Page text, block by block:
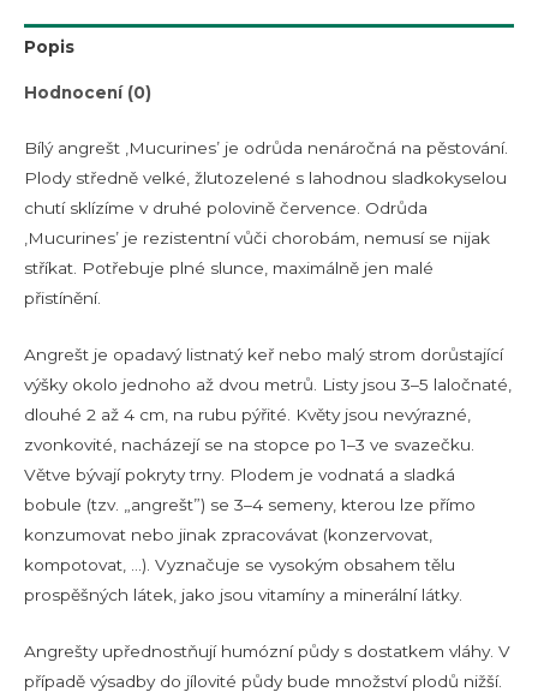
Popis
Hodnocení (0)
Bílý angrešt ‚Mucurines’ je odrůda nenáročná na pěstování.
Plody středně velké, žlutozelené s lahodnou sladkokyselou
chutí sklízíme v druhé polovině července. Odrůda
‚Mucurines’ je rezistentní vůči chorobám, nemusí se nijak
stříkat. Potřebuje plné slunce, maximálně jen malé
přistínění.
Angrešt je opadavý listnatý keř nebo malý strom dorůstající
výšky okolo jednoho až dvou metrů. Listy jsou 3–5 laločnaté,
dlouhé 2 až 4 cm, na rubu pýřité. Květy jsou nevýrazné,
zvonkovité, nacházejí se na stopce po 1–3 ve svazečku.
Větve bývají pokryty trny. Plodem je vodnatá a sladká
bobule (tzv. „angrešt”) se 3–4 semeny, kterou lze přímo
konzumovat nebo jinak zpracovávat (konzervovat,
kompotovat, …). Vyznačuje se vysokým obsahem tělu
prospěšných látek, jako jsou vitamíny a minerální látky.
Angrešty upřednostňují humózní půdy s dostatkem vláhy. V
případě výsadby do jílovité půdy bude množství plodů nižší.